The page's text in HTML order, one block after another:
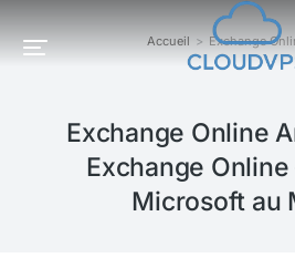
Vous êtes ici : Accueil Exchange
Exchange Online
Exchange
Microsoft au